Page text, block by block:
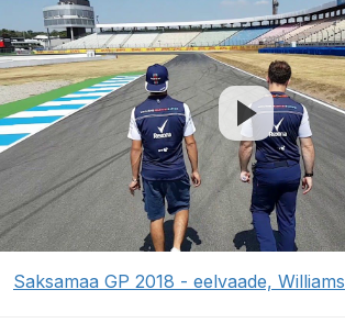
Saksamaa GP 2018 - eelvaade, Williams